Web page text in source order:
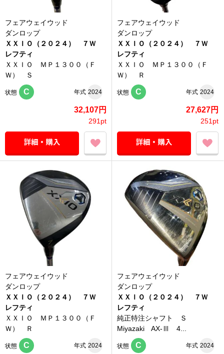
フェアウェイウッド
ダンロップ
ＸＸＩＯ（２０２４） ７Ｗ
レフティ
ＸＸＩＯ ＭＰ１３００（Ｆ
Ｗ） Ｓ
状態 C 年式 2024
32,107円
291pt
フェアウェイウッド
ダンロップ
ＸＸＩＯ（２０２４） ７Ｗ
レフティ
ＸＸＩＯ ＭＰ１３００（Ｆ
Ｗ） Ｒ
状態 C 年式 2024
27,627円
251pt
フェアウェイウッド
ダンロップ
ＸＸＩＯ（２０２４） ７Ｗ
レフティ
ＸＸＩＯ ＭＰ１３００（Ｆ
Ｗ） Ｒ
状態 C 年式 2024
フェアウェイウッド
ダンロップ
ＸＸＩＯ（２０２４） ７Ｗ
レフティ
純正特注シャフト Ｓ
Miyazaki AX‐Ⅲ 4...
状態 C 年式 2024